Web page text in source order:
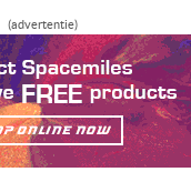
(advertentie)